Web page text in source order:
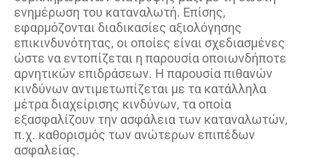
ενημέρωση του καταναλωτή. Επίσης,
εφαρμόζονται διαδικασίες αξιολόγησης
επικινδυνότητας, οι οποίες είναι σχεδιασμένες
ώστε να εντοπίζεται η παρουσία οποιωνδήποτε
αρνητικών επιδράσεων. Η παρουσία πιθανών
κινδύνων αντιμετωπίζεται με τα κατάλληλα
μέτρα διαχείρισης κινδύνων, τα οποία
εξασφαλίζουν την ασφάλεια των καταναλωτών,
π.χ. καθορισμός των ανώτερων επιπέδων
ασφαλείας.